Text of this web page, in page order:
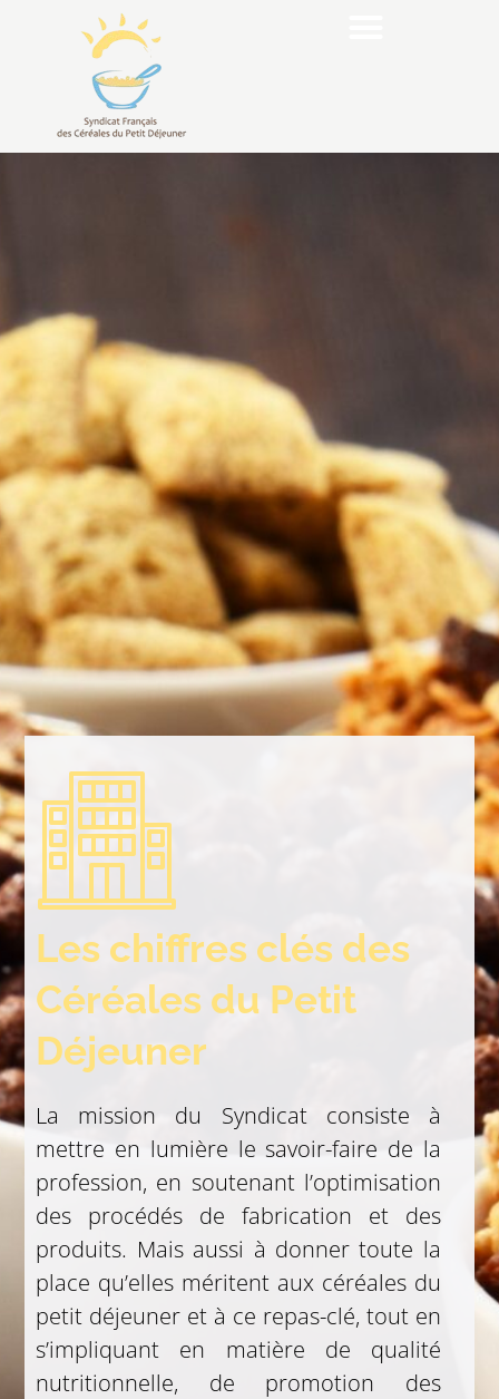
Les chiffres clés des
Céréales du Petit
Déjeuner
La mission du Syndicat consiste à
mettre en lumière le savoir-faire de la
profession, en soutenant l’optimisation
des procédés de fabrication et des
produits. Mais aussi à donner toute la
place qu’elles méritent aux céréales du
petit déjeuner et à ce repas-clé, tout en
s’impliquant en matière de qualité
nutritionnelle, de promotion des